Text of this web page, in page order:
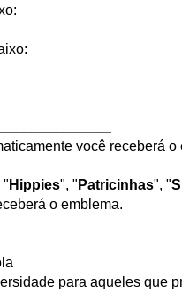
você receberá o
" Hippies", " Patricinhas", "
o emblema.
para aqueles que